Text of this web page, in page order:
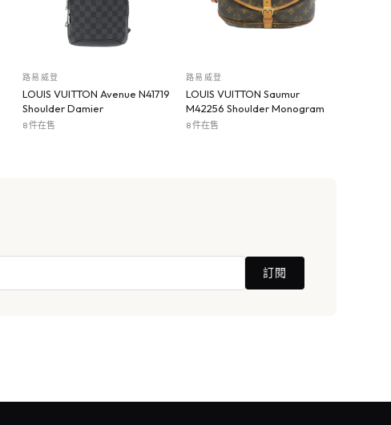
路易威登
LOUIS VUITTON Avenue N41719
Shoulder Damier
8 件在售
路易威登
LOUIS VUITTON Saumur
M42256 Shoulder Monogram
8 件在售
訂閱